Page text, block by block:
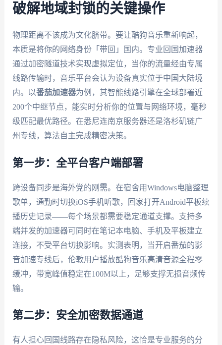
破解地域封锁的关键操作
物理距离不该成为文化脐带。要让酷狗音乐重新响起，
本质是将你的网络身份「带回」国内。专业回国加速器
通过加密隧道技术实现虚拟定位，当你的流量经由专属
线路传输时，音乐平台会认为设备真实位于中国大陆境
内。以番茄加速器为例，其智能线路引擎在全球部署近
200个中继节点，能实时分析你的位置与网络环境，毫秒
级匹配最优路径。在悉尼连南京服务器还是洛杉矶链广
州专线，算法自主完成精密决策。
第一步：全平台客户端部署
跨设备同步是海外党的刚需。在宿舍用Windows电脑整理
歌单，通勤时切换iOS手机听歌，回家打开Android平板续
播历史记录——每个场景都需要稳定通道支撑。支持多
端并发的加速器可同时在笔记本电脑、手机及平板建立
连接，不受平台切换影响。实测表明，当开启番茄的影
音加速专线后，伦敦用户播放酷狗音乐高清音源全程零
缓冲，带宽峰值稳定在100M以上，足够支撑无损音频传
输。
第二步：安全加密数据通道
有人担心回国线路存在隐私风险，这恰是专业服务的分